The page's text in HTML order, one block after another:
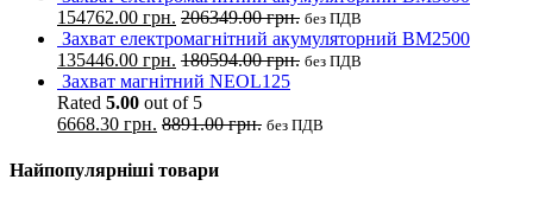
154762.00 грн. 206349.00грн. без ПДВ
Захват електромагнітний акумуляторний BM2500
135446.00 грн. 180594.00грн. без ПДВ
Захват магнітний NEOL125
Rated 5.00 out of 5
6668.30 грн. 8891.00грн. без ПДВ
Найпопулярніші товари